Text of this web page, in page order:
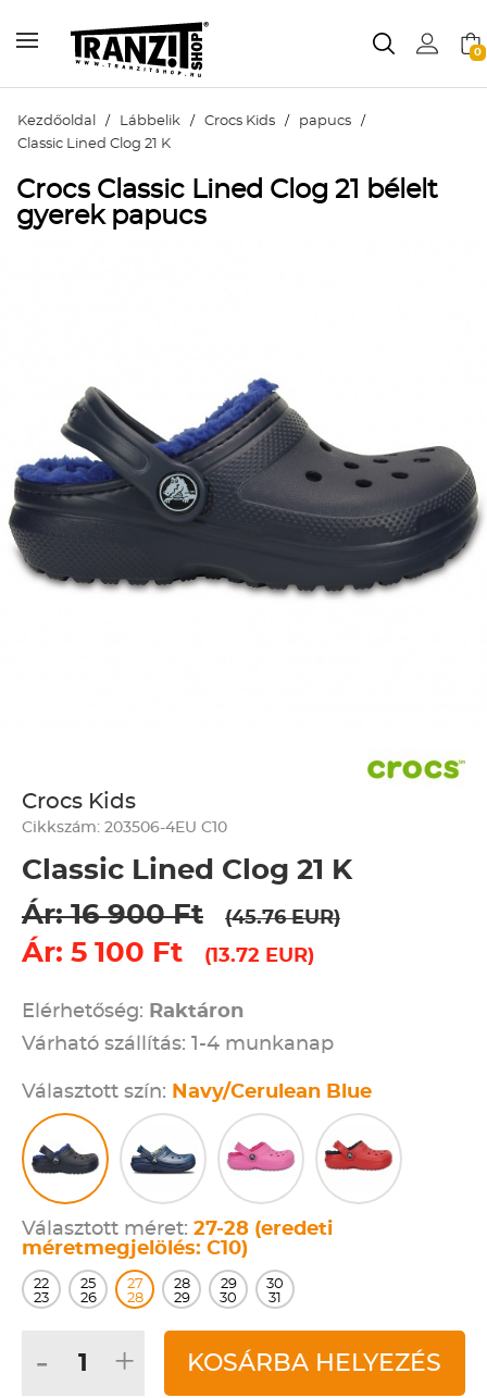
0
Kezdőoldal / Lábbelik / Crocs Kids / papucs /
Classic Lined Clog 21 K
Crocs Classic Lined Clog 21 bélelt
gyerek papucs
Crocs Kids
Cikkszám: 203506-4EU C10
Classic Lined Clog 21 K
Ár: 16 900 Ft
(45.76 EUR)
Ár: 5 100 Ft (13.72 EUR)
Elérhetőség: Raktáron
Várható szállítás: 1-4 munkanap
Választott szín: Navy/Cerulean Blue
Választott méret: 27-28 (eredeti
méretmegjelölés: C10)
22
23
25
26
27
28
28
29
29
30
30
31
- + KOSÁRBA HELYEZÉS